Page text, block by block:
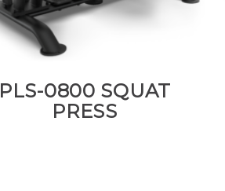
PLS-0800 SQUAT
PRESS